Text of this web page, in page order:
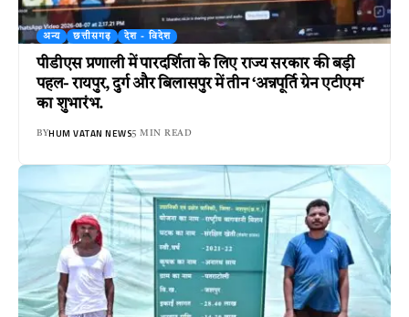
अन्य छत्तीसगढ़ देश - विदेश
पीडीएस प्रणाली में पारदर्शिता के लिए राज्य सरकार की बड़ी
पहल- रायपुर, दुर्ग और बिलासपुर में तीन ‘अन्नपूर्ति ग्रेन एटीएम‘
का शुभारंभ.
BYHUM VATAN NEWS5 MIN READ